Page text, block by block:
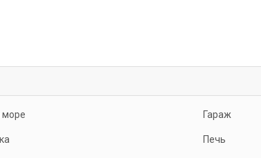
море Гараж
Печь